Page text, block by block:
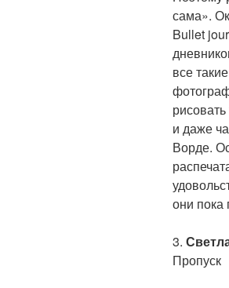
сама».
Bullet
все
и даже
Ворде.
они пока
3.
Пропуск